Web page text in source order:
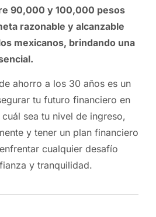
90,000 y 100,000 pesos
razonable y alcanzable
mexicanos, brindando una
ahorro a los 30 años es un
tu futuro financiero en
sea tu nivel de ingreso,
y tener un plan financiero
cualquier desafío
y tranquilidad.